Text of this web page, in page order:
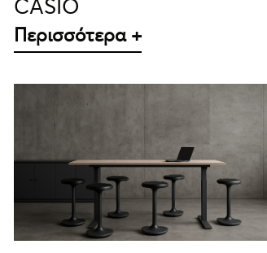
CASIO
Περισσότερα +
ΛΕΠΤΟΜΈΡΕΙΕΣ